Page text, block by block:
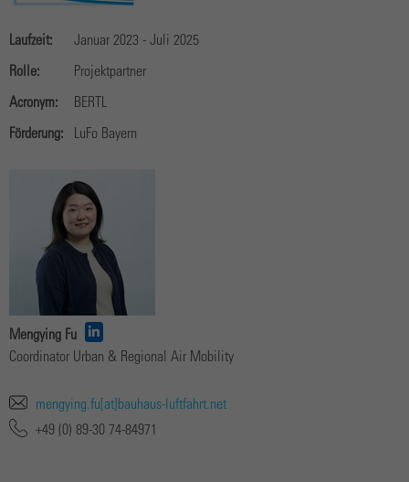
Laufzeit: Januar 2023 - Juli 2025
Rolle: Projektpartner
Acronym: BERTL
Förderung: LuFo Bayern
Mengying Fu
Coordinator Urban & Regional Air Mobility
mengying.fu[at]bauhaus-luftfahrt.net
+49 (0) 89-30 74-84971